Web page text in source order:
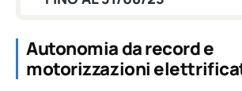
Autonomia da record e
motorizzazioni